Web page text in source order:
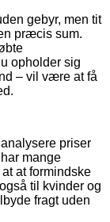
gebyr, men tit
præcis sum.
opholder sig
– vil være at få
priser
mange
at formindske
til kvinder og
fragt uden